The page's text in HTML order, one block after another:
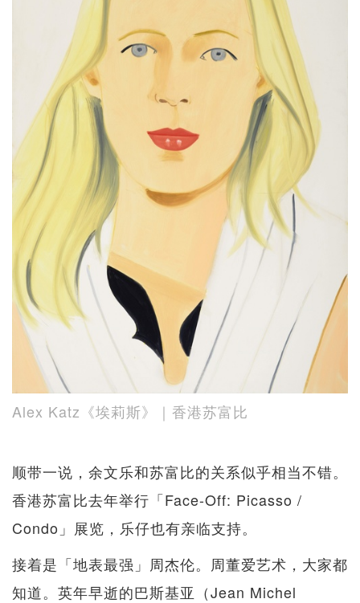
Alex Katz《埃莉斯》｜香港苏富比
顺带一说，余文乐和苏富比的关系似乎相当不错。
香港苏富比去年举行「Face-Off: Picasso /
Condo」展览，乐仔也有亲临支持。
接着是「地表最强」周杰伦。周董爱艺术，大家都
知道。英年早逝的巴斯基亚（Jean Michel